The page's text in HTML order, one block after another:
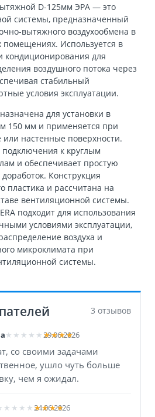
D-125мм ЭРА — это
системы, предназначенный
вытяжного воздухообмена в
Используется в
кондиционирования для
воздушного потока через
стабильный
условия эксплуатации.
для установки в
150 мм и применяется при
настенные поверхности.
к круглым
и обеспечивает простую
Конструкция
пластика и рассчитана на
вентиляционной системы.
подходит для использования
условиями эксплуатации,
воздуха и
микроклимата при
системы.
3 отзывов
29.06.2026
со своими задачами
ушло чуть больше
чем я ожидал.
24.06.2026